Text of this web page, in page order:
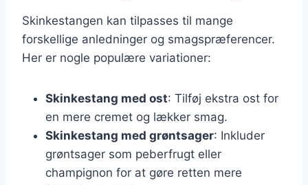
Skinkestangen kan tilpasses til mange
forskellige anledninger og smagspræferencer.
Her er nogle populære variationer:
Skinkestang med ost: Tilføj ekstra ost for
en mere cremet og lækker smag.
Skinkestang med grøntsager: Inkluder
grøntsager som peberfrugt eller
champignon for at gøre retten mere